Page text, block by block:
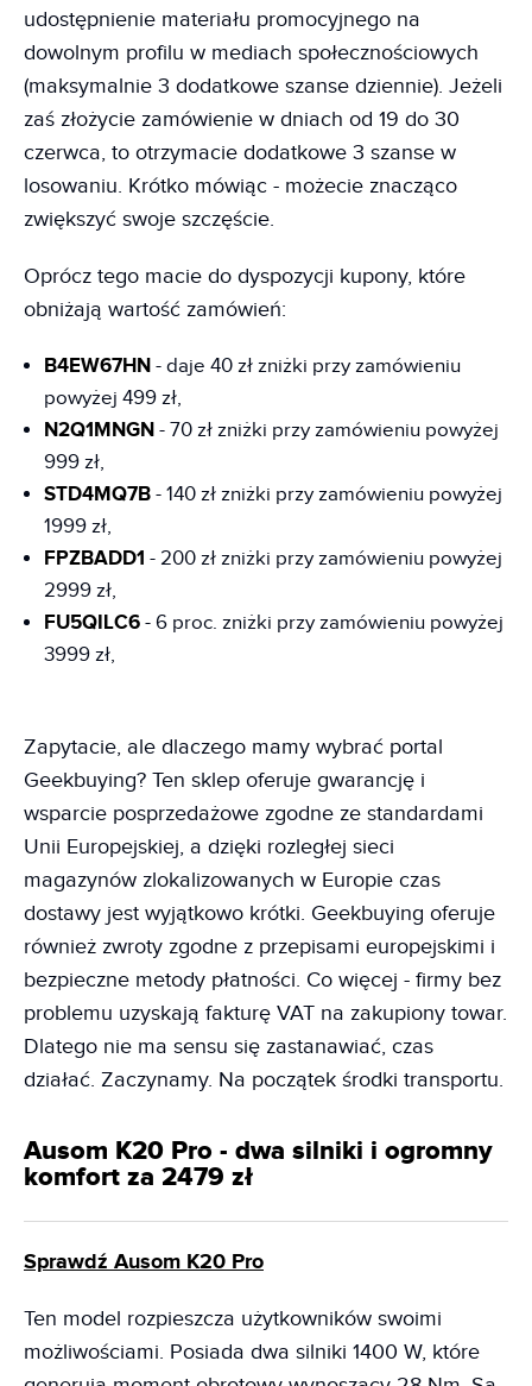
udostępnienie materiału promocyjnego na
dowolnym profilu w mediach społecznościowych
(maksymalnie 3 dodatkowe szanse dziennie). Jeżeli
zaś złożycie zamówienie w dniach od 19 do 30
czerwca, to otrzymacie dodatkowe 3 szanse w
losowaniu. Krótko mówiąc - możecie znacząco
zwiększyć swoje szczęście.
Oprócz tego macie do dyspozycji kupony, które
obniżają wartość zamówień:
B4EW67HN - daje 40 zł zniżki przy zamówieniu
powyżej 499 zł,
N2Q1MNGN - 70 zł zniżki przy zamówieniu powyżej
999 zł,
STD4MQ7B - 140 zł zniżki przy zamówieniu powyżej
1999 zł,
FPZBADD1 - 200 zł zniżki przy zamówieniu powyżej
2999 zł,
FU5QILC6 - 6 proc. zniżki przy zamówieniu powyżej
3999 zł,
Zapytacie, ale dlaczego mamy wybrać portal
Geekbuying? Ten sklep oferuje gwarancję i
wsparcie posprzedażowe zgodne ze standardami
Unii Europejskiej, a dzięki rozległej sieci
magazynów zlokalizowanych w Europie czas
dostawy jest wyjątkowo krótki. Geekbuying oferuje
również zwroty zgodne z przepisami europejskimi i
bezpieczne metody płatności. Co więcej - firmy bez
problemu uzyskają fakturę VAT na zakupiony towar.
Dlatego nie ma sensu się zastanawiać, czas
działać. Zaczynamy. Na początek środki transportu.
Ausom K20 Pro - dwa silniki i ogromny
komfort za 2479 zł
Sprawdź Ausom K20 Pro
Ten model rozpieszcza użytkowników swoimi
możliwościami. Posiada dwa silniki 1400 W, które